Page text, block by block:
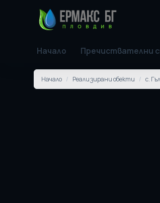
Начало Пречиствателни
Начало / Реализирани обекти / с.